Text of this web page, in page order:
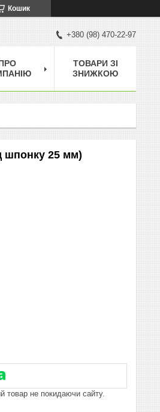
Кошик
+380 (98) 470-22-97
ТОВАРИ ЗІ
ЗНИЖКОЮ
шпонку 25 мм)
товар не покидаючи сайту.